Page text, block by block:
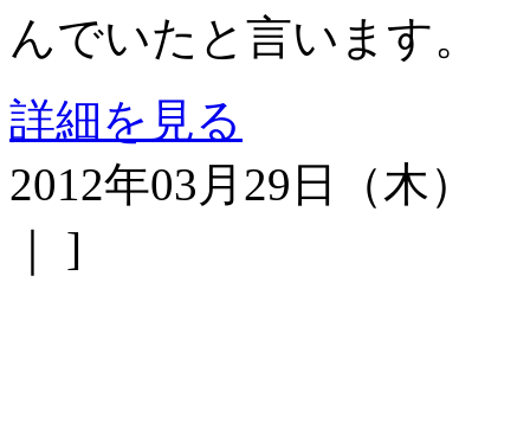
んでいたと言います。
詳細を見る
2012年03月29日（木）
｜ ]